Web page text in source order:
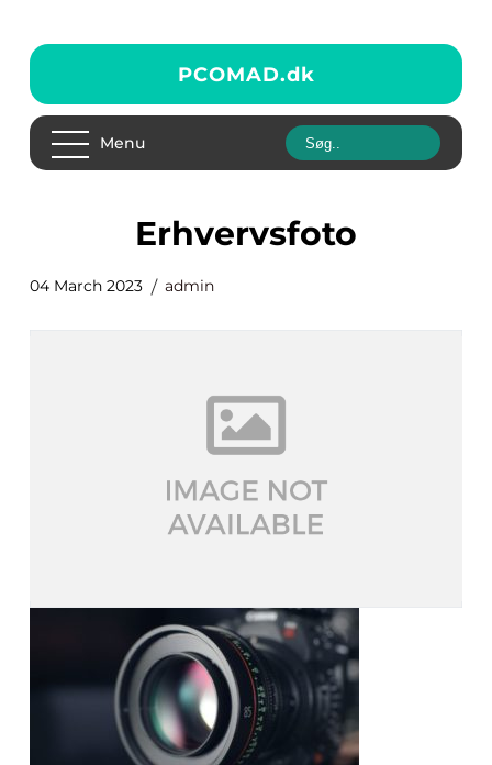
PCOMAD.dk
Menu
erhvervsfoto
04 March 2023 admin